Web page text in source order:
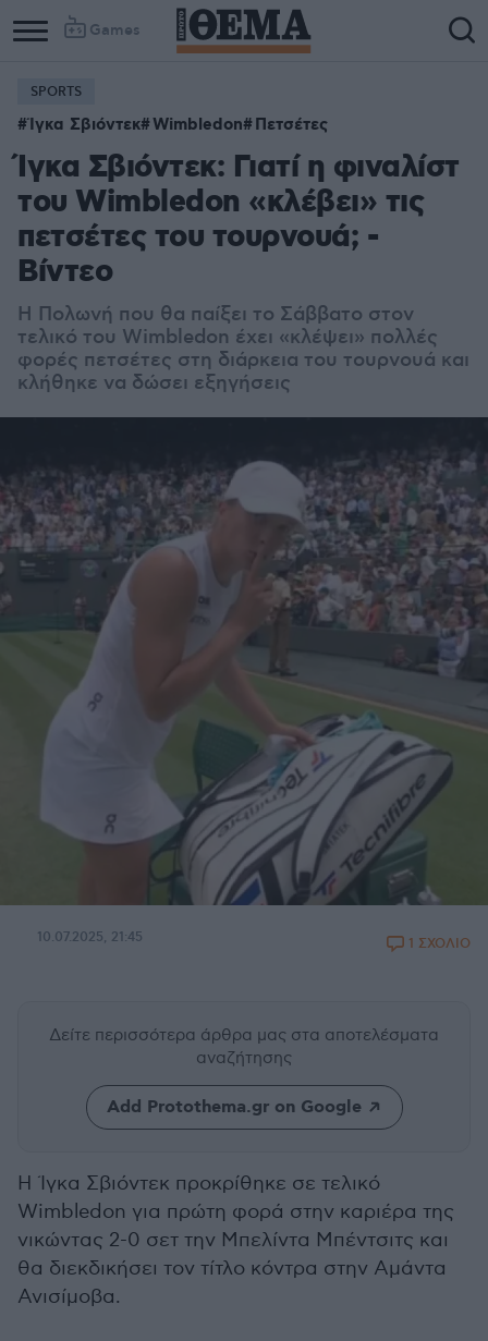
Games
SPORTS
Ίγκα Σβιόντεκ Wimbledon Πετσέτες
Ίγκα Σβιόντεκ: Γιατί η φιναλίστ
του Wimbledon «κλέβει» τις
πετσέτες του τουρνουά; -
Βίντεο
Η Πολωνή που θα παίξει το Σάββατο στον
τελικό του Wimbledon έχει «κλέψει» πολλές
φορές πετσέτες στη διάρκεια του τουρνουά και
κλήθηκε να δώσει εξηγήσεις
10.07.2025, 21:45 1 ΣΧΟΛΙΟ
Δείτε περισσότερα άρθρα μας στα αποτελέσματα
αναζήτησης
Add Protothema.gr on Google
Η Ίγκα Σβιόντεκ προκρίθηκε σε τελικό
Wimbledon για πρώτη φορά στην καριέρα της
νικώντας 2-0 σετ την Μπελίντα Μπέντσιτς και
θα διεκδικήσει τον τίτλο κόντρα στην Αμάντα
Ανισίμοβα.